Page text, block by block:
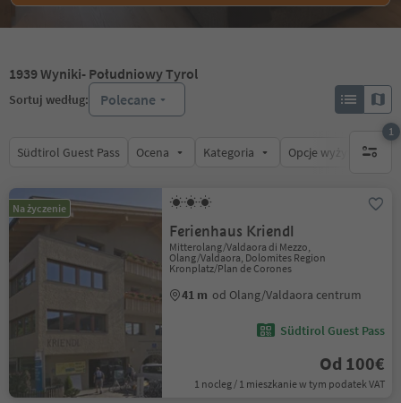
1939Wyniki- Południowy Tyrol
Sortuj według: Polecane
Südtirol Guest Pass Ocena Kategoria Opcje wyżywienia
1
1
Na życzenie
Ferienhaus Kriendl
Mitterolang/Valdaora di Mezzo,
Olang/Valdaora, Dolomites Region
Kronplatz/Plan de Corones
41 m od Olang/Valdaora centrum
Südtirol Guest Pass
Od 100€
1 nocleg / 1 mieszkanie w tym podatek VAT